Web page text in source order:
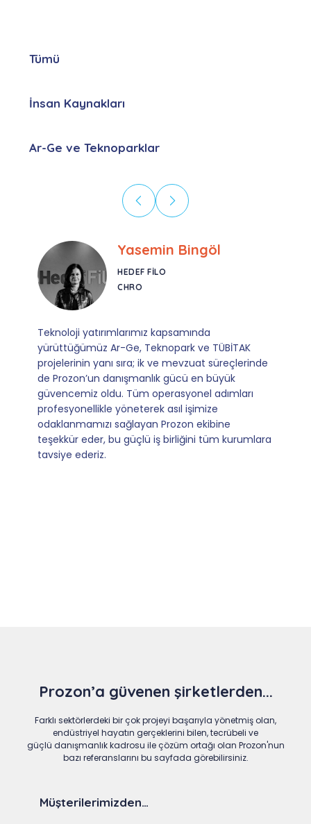
Tümü
İnsan Kaynakları
Ar-Ge ve Teknoparklar
Ebru Kural
CORESYS
SATIŞ YÖNETICISI
Mevzuata uyum, başvuru ve izleme adımlarında
sağladıkları kusursuz yönlendirme sayesinde artık
operasyonlarımızı sıfır kaygı ve tam güvenle
yürütüyoruz. İş birliğimizi bizim için asıl değerli
kılan ise; ihtiyaç duyduğumuz her an ulaşılabilir
olmaları ve sorularımıza aldığımız hızlı geri
dönüşler.
Prozon’a güvenen şirketlerden...
Farklı sektörlerdeki bir çok projeyi başarıyla yönetmiş olan,
endüstriyel hayatın gerçeklerini bilen, tecrübeli ve
güçlü danışmanlık kadrosu ile çözüm ortağı olan Prozon'nun
bazı referanslarını bu sayfada görebilirsiniz.
Müşterilerimizden…